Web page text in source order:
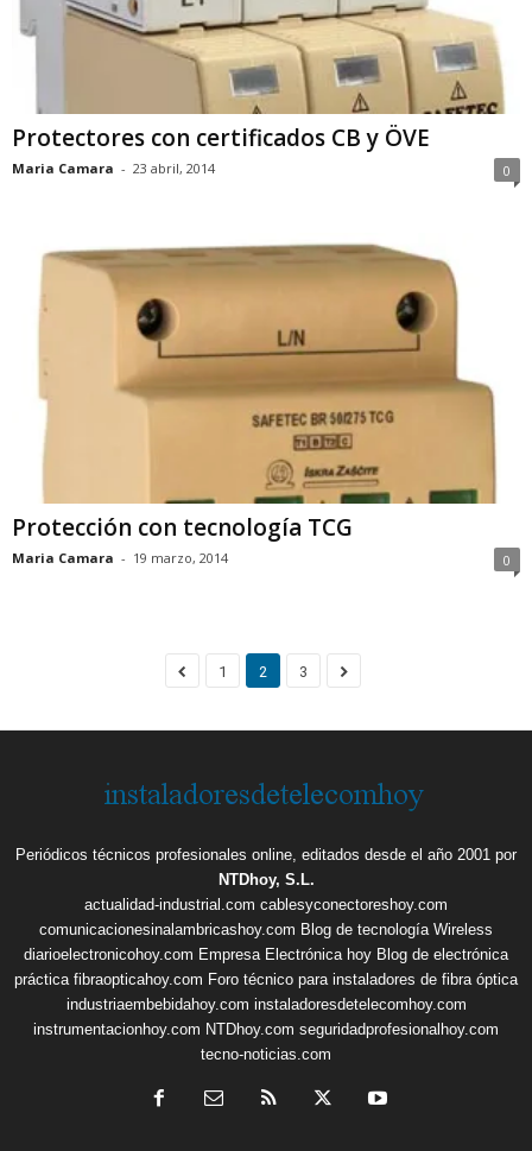
Protectores con certificados CB y ÖVE
Maria Camara - 23 abril, 2014 0
Protección con tecnología TCG
Maria Camara - 19 marzo, 2014 0
1 2 3
Periódicos técnicos profesionales online, editados desde el año 2001 por
NTDhoy, S.L.
actualidad-industrial.com cablesyconectoreshoy.com
comunicacionesinalambricashoy.com Blog de tecnología Wireless
diarioelectronicohoy.com Empresa Electrónica hoy Blog de electrónica
práctica fibraopticahoy.com Foro técnico para instaladores de fibra óptica
industriaembebidahoy.com instaladoresdetelecomhoy.com
instrumentacionhoy.com NTDhoy.com seguridadprofesionalhoy.com
tecno-noticias.com